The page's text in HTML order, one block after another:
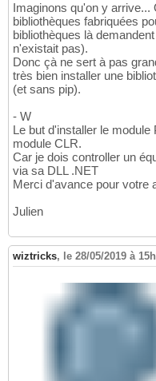
Imaginons qu'on y arrive...
bibliothèques fabriquées
bibliothèques là
n'existait pas).
Donc çà ne sert à pas
très bien installer une
(et sans pip).
- W
Le but d'installer le
module CLR.
Car je dois controller un
via sa DLL .NET
Merci d'avance pour votre
Julien
wiztricks, le 28/05/2019 à